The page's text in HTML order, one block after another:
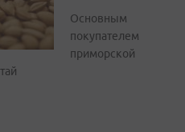
Основным
покупателем
приморской